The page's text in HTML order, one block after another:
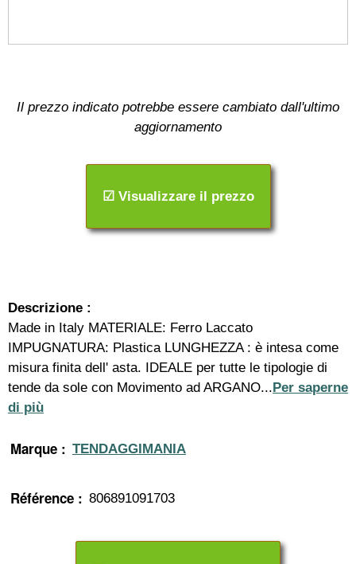
Il prezzo indicato potrebbe essere cambiato dall'ultimo
aggiornamento
☑ Visualizzare il prezzo
Descrizione :
Made in Italy MATERIALE: Ferro Laccato
IMPUGNATURA: Plastica LUNGHEZZA : è intesa come
misura finita dell' asta. IDEALE per tutte le tipologie di
tende da sole con Movimento ad ARGANO...Per saperne
di più
Marque : TENDAGGIMANIA
Référence : 806891091703